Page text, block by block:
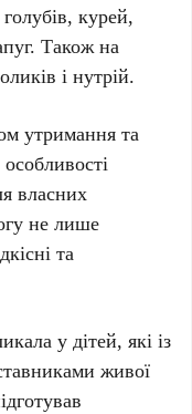
курей,
Також на
і нутрій.
утримання та
власних
не лише
та
у дітей, які із
живої